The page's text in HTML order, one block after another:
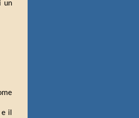
un
il